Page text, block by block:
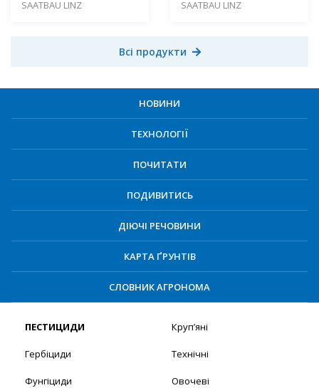
SAATBAU LINZ SAATBAU LINZ
Всі продукти
НОВИНИ
ТЕХНОЛОГІЇ
ПОЧИТАТИ
ПОДИВИТИСЬ
ДІЮЧІ РЕЧОВИНИ
КАРТА ҐРУНТІВ
СЛОВНИК АГРОНОМА
ПЕСТИЦИДИ
Гербіциди
Фунгіциди
Круп’яні
Технічні
Овочеві